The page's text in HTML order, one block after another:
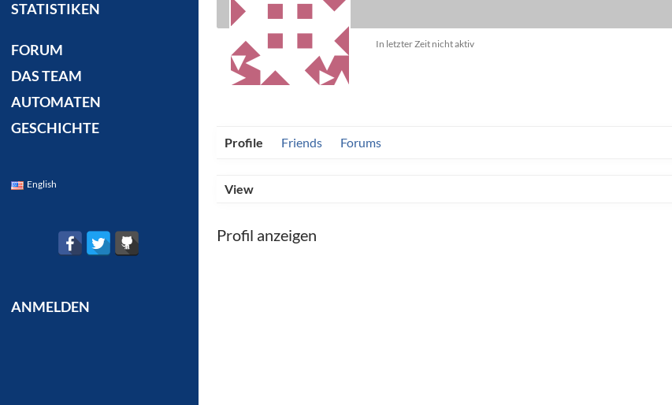
In letzter Zeit nicht aktiv
Profile Friends Forums
View
Profil anzeigen
STATISTIKEN
FORUM
DAS TEAM
AUTOMATEN
GESCHICHTE
English
ANMELDEN